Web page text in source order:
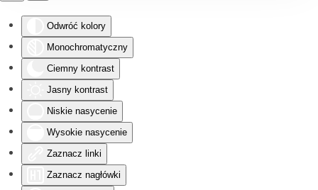
Odwróć kolory
Monochromatyczny
Ciemny kontrast
Jasny kontrast
Niskie nasycenie
Wysokie nasycenie
Zaznacz linki
Zaznacz nagłówki